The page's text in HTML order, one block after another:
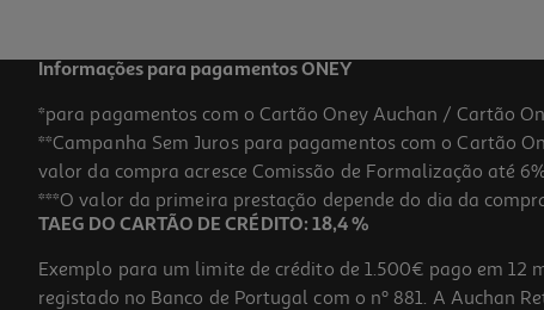
Informações para pagamentos ONEY
*para pagamentos com o Cartão Oney Auchan / Cartão
**Campanha Sem Juros para pagamentos com o Cartão
valor da compra acresce Comissão de Formalização até
***O valor da primeira prestação depende do dia da
TAEG DO CARTÃO DE CRÉDITO: 18,4 %
Exemplo para um limite de crédito de 1.500€ pago em 12
registado no Banco de Portugal com o nº 881. A Auchan